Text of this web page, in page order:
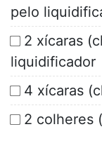
pelo
2 xícaras
liquidificador
4 xícaras
2 colheres (